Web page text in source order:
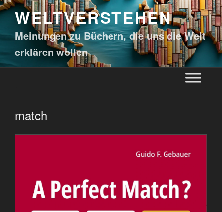
WELTVERSTEHEN
Meinungen zu Büchern, die uns die Welt
erklären wollen
match